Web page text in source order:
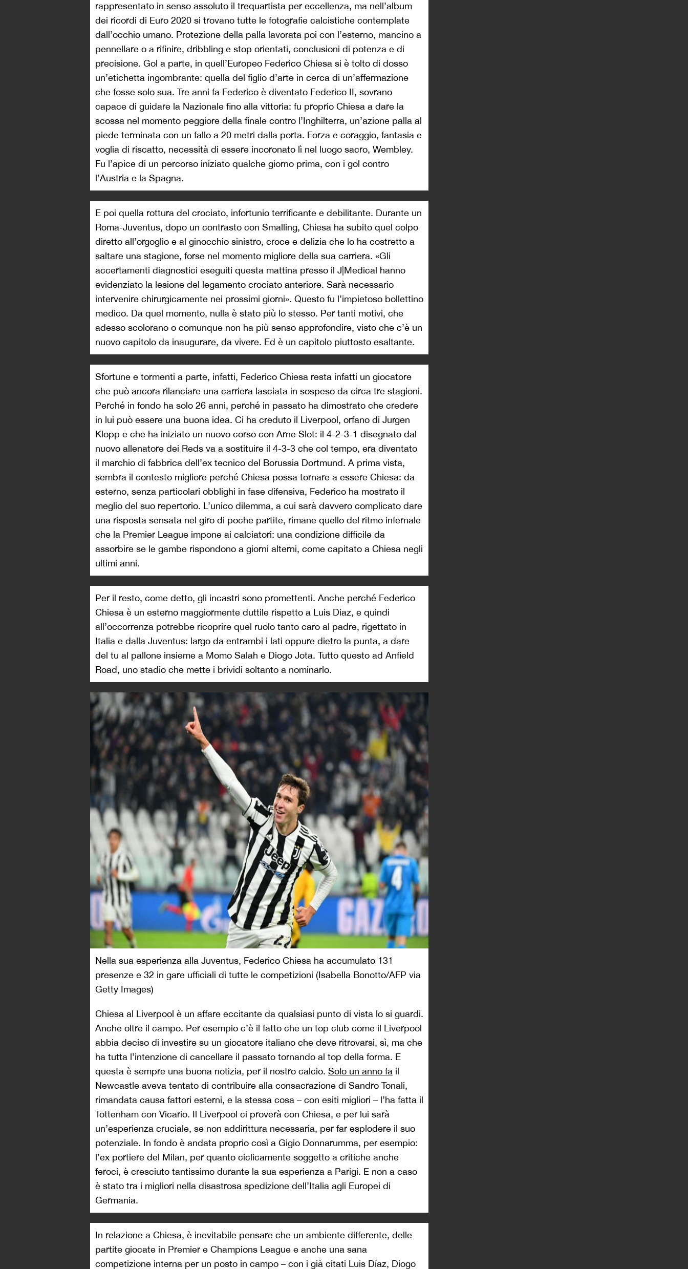
rappresentato in senso assoluto il trequartista per eccellenza, ma nell’album
dei ricordi di Euro 2020 si trovano tutte le fotografie calcistiche contemplate
dall’occhio umano. Protezione della palla lavorata poi con l’esterno, mancino a
pennellare o a rifinire, dribbling e stop orientati, conclusioni di potenza e di
precisione. Gol a parte, in quell’Europeo Federico Chiesa si è tolto di dosso
un’etichetta ingombrante: quella del figlio d’arte in cerca di un’affermazione
che fosse solo sua. Tre anni fa Federico è diventato Federico II, sovrano
capace di guidare la Nazionale fino alla vittoria: fu proprio Chiesa a dare la
scossa nel momento peggiore della finale contro l’Inghilterra, un’azione palla al
piede terminata con un fallo a 20 metri dalla porta. Forza e coraggio, fantasia e
voglia di riscatto, necessità di essere incoronato lì nel luogo sacro, Wembley.
Fu l’apice di un percorso iniziato qualche giorno prima, con i gol contro
l’Austria e la Spagna.
E poi quella rottura del crociato, infortunio terrificante e debilitante. Durante un
Roma-Juventus, dopo un contrasto con Smalling, Chiesa ha subito quel colpo
diretto all’orgoglio e al ginocchio sinistro, croce e delizia che lo ha costretto a
saltare una stagione, forse nel momento migliore della sua carriera. «Gli
accertamenti diagnostici eseguiti questa mattina presso il J|Medical hanno
evidenziato la lesione del legamento crociato anteriore. Sarà necessario
intervenire chirurgicamente nei prossimi giorni». Questo fu l’impietoso bollettino
medico. Da quel momento, nulla è stato più lo stesso. Per tanti motivi, che
adesso scolorano o comunque non ha più senso approfondire, visto che c’è un
nuovo capitolo da inaugurare, da vivere. Ed è un capitolo piuttosto esaltante.
Sfortune e tormenti a parte, infatti, Federico Chiesa resta infatti un giocatore
che può ancora rilanciare una carriera lasciata in sospeso da circa tre stagioni.
Perché in fondo ha solo 26 anni, perché in passato ha dimostrato che credere
in lui può essere una buona idea. Ci ha creduto il Liverpool, orfano di Jurgen
Klopp e che ha iniziato un nuovo corso con Arne Slot: il 4-2-3-1 disegnato dal
nuovo allenatore dei Reds va a sostituire il 4-3-3 che col tempo, era diventato
il marchio di fabbrica dell’ex tecnico del Borussia Dortmund. A prima vista,
sembra il contesto migliore perché Chiesa possa tornare a essere Chiesa: da
esterno, senza particolari obblighi in fase difensiva, Federico ha mostrato il
meglio del suo repertorio. L’unico dilemma, a cui sarà davvero complicato dare
una risposta sensata nel giro di poche partite, rimane quello del ritmo infernale
che la Premier League impone ai calciatori: una condizione difficile da
assorbire se le gambe rispondono a giorni alterni, come capitato a Chiesa negli
ultimi anni.
Per il resto, come detto, gli incastri sono promettenti. Anche perché Federico
Chiesa è un esterno maggiormente duttile rispetto a Luis Diaz, e quindi
all’occorrenza potrebbe ricoprire quel ruolo tanto caro al padre, rigettato in
Italia e dalla Juventus: largo da entrambi i lati oppure dietro la punta, a dare
del tu al pallone insieme a Momo Salah e Diogo Jota. Tutto questo ad Anfield
Road, uno stadio che mette i brividi soltanto a nominarlo.
Nella sua esperienza alla Juventus, Federico Chiesa ha accumulato 131
presenze e 32 in gare ufficiali di tutte le competizioni (Isabella Bonotto/AFP via
Getty Images)
Chiesa al Liverpool è un affare eccitante da qualsiasi punto di vista lo si guardi.
Anche oltre il campo. Per esempio c’è il fatto che un top club come il Liverpool
abbia deciso di investire su un giocatore italiano che deve ritrovarsi, sì, ma che
ha tutta l’intenzione di cancellare il passato tornando al top della forma. E
questa è sempre una buona notizia, per il nostro calcio. Solo un anno fa il
Newcastle aveva tentato di contribuire alla consacrazione di Sandro Tonali,
rimandata causa fattori esterni, e la stessa cosa – con esiti migliori – l’ha fatta il
Tottenham con Vicario. Il Liverpool ci proverà con Chiesa, e per lui sarà
un’esperienza cruciale, se non addirittura necessaria, per far esplodere il suo
potenziale. In fondo è andata proprio così a Gigio Donnarumma, per esempio:
l’ex portiere del Milan, per quanto ciclicamente soggetto a critiche anche
feroci, è cresciuto tantissimo durante la sua esperienza a Parigi. E non a caso
è stato tra i migliori nella disastrosa spedizione dell’Italia agli Europei di
Germania.
In relazione a Chiesa, è inevitabile pensare che un ambiente differente, delle
partite giocate in Premier e Champions League e anche una sana
competizione interna per un posto in campo – con i già citati Luis Díaz, Diogo